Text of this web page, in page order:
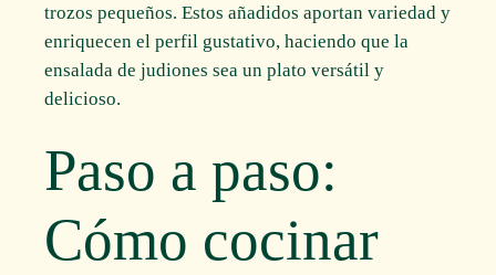
trozos pequeños. Estos añadidos aportan variedad y
enriquecen el perfil gustativo, haciendo que la
ensalada de judiones sea un plato versátil y
delicioso.
Paso a paso:
Cómo cocinar